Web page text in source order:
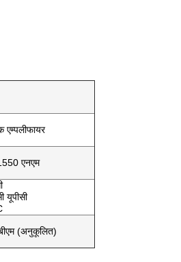
एम्पलीफायर
एनएम
यूपीसी
(अनुकूलित)